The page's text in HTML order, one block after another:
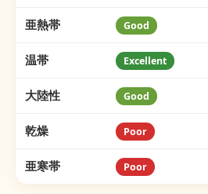
亜熱帯 Good
温帯 Excellent
大陸性 Good
乾燥 Poor
亜寒帯 Poor